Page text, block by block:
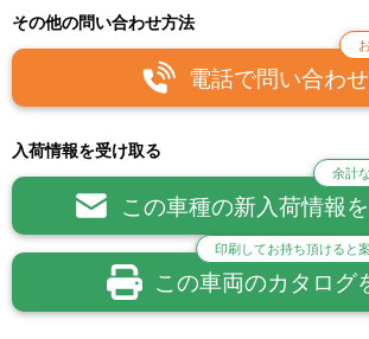
その他の問い合わせ方法
電話で問い合わ
入荷情報を受け取る
この車種の新入荷情報
余計
この車両のカタログ
印刷してお持ち頂けると